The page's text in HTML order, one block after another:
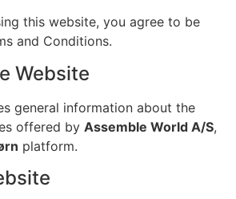
this website, you agree to be
and Conditions.
Website
general information about the
offered by Assemble World A/S,
platform.